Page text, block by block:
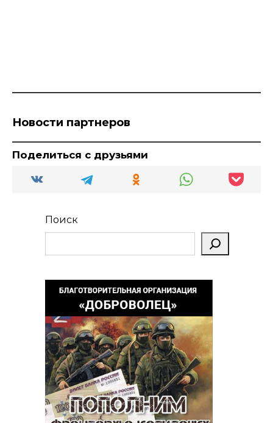
Новости партнеров
Поделиться с друзьями
Поиск